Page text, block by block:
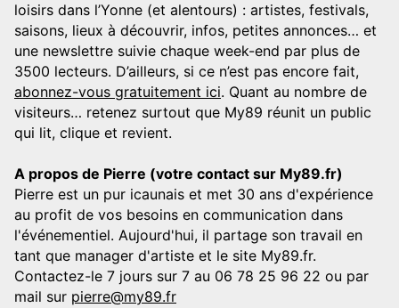
loisirs dans l’Yonne (et alentours) : artistes, festivals,
saisons, lieux à découvrir, infos, petites annonces… et
une newslettre suivie chaque week-end par plus de
3500 lecteurs. D’ailleurs, si ce n’est pas encore fait,
abonnez-vous gratuitement ici. Quant au nombre de
visiteurs… retenez surtout que My89 réunit un public
qui lit, clique et revient.
A propos de Pierre (votre contact sur My89.fr)
Pierre est un pur icaunais et met 30 ans d'expérience
au profit de vos besoins en communication dans
l'événementiel. Aujourd'hui, il partage son travail en
tant que manager d'artiste et le site My89.fr.
Contactez-le 7 jours sur 7 au 06 78 25 96 22 ou par
mail sur pierre@my89.fr